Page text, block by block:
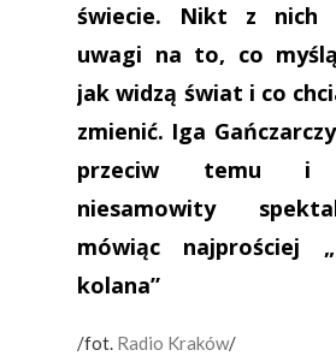
świecie. Nikt z nich
uwagi na to, co
jak widzą świat i co
zmienić. Iga
przeciw temu i
niesamowity
mówiąc najprościej
kolana”
/fot. Radio Kraków/